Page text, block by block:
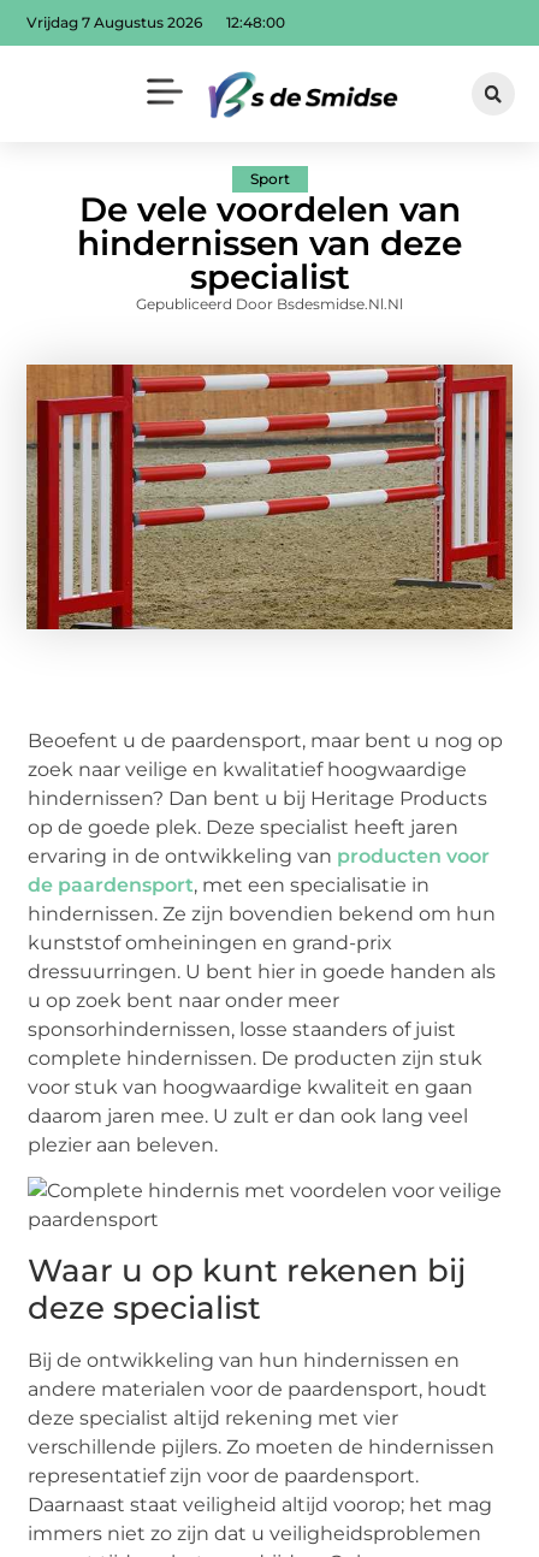
Vrijdag 7 Augustus 2026 12:48:01
Sport
De vele voordelen van
hindernissen van deze
specialist
Gepubliceerd Door Bsdesmidse.nl.nl
Beoefent u de paardensport, maar bent u nog op
zoek naar veilige en kwalitatief hoogwaardige
hindernissen? Dan bent u bij Heritage Products
op de goede plek. Deze specialist heeft jaren
ervaring in de ontwikkeling van producten voor
de paardensport, met een specialisatie in
hindernissen. Ze zijn bovendien bekend om hun
kunststof omheiningen en grand-prix
dressuurringen. U bent hier in goede handen als
u op zoek bent naar onder meer
sponsorhindernissen, losse staanders of juist
complete hindernissen. De producten zijn stuk
voor stuk van hoogwaardige kwaliteit en gaan
daarom jaren mee. U zult er dan ook lang veel
plezier aan beleven.
Waar u op kunt rekenen bij
deze specialist
Bij de ontwikkeling van hun hindernissen en
andere materialen voor de paardensport, houdt
deze specialist altijd rekening met vier
verschillende pijlers. Zo moeten de hindernissen
representatief zijn voor de paardensport.
Daarnaast staat veiligheid altijd voorop; het mag
immers niet zo zijn dat u veiligheidsproblemen